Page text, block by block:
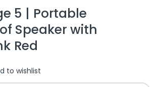
5 | Portable
Speaker with
Red
to wishlist